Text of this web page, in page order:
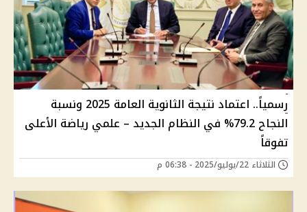
رسمياً.. اعتماد نتيجة الثانوية العامة 2025 ونسبة
النجاح 79.2% في النظام الجديد – علمي رياضة الأعلى
تفوقاً
الثلاثاء 22/يوليو/2025 - 06:38 م